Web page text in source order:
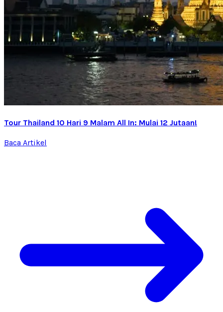
Tour Thailand 10 Hari 9 Malam All In: Mulai 12 Jutaan!
Baca Artikel